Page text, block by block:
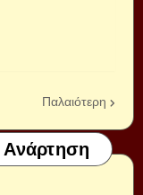
Παλαιότερη
Ανάρτηση